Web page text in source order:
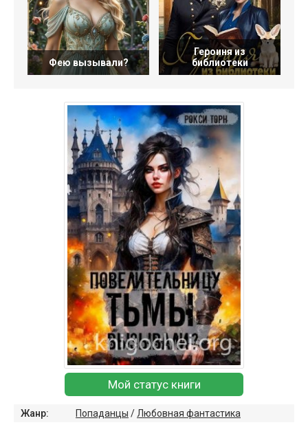
Фею вызывали?
Героиня из
библиотеки
Мой статус книги
Жанр: Попаданцы / Любовная фантастика